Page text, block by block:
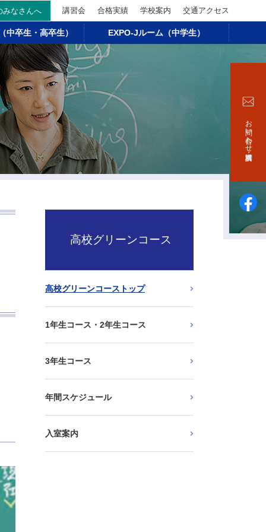
みなさんへ 講習会 合格実績 学校案内 交通アクセス
中卒生・高卒生） EXPO-Jルーム（中学生）
お問い合わせ・資料請求
高校グリーンコース
高校グリーンコーストップ
1年生コース・2年生コース
3年生コース
年間スケジュール
入室案内